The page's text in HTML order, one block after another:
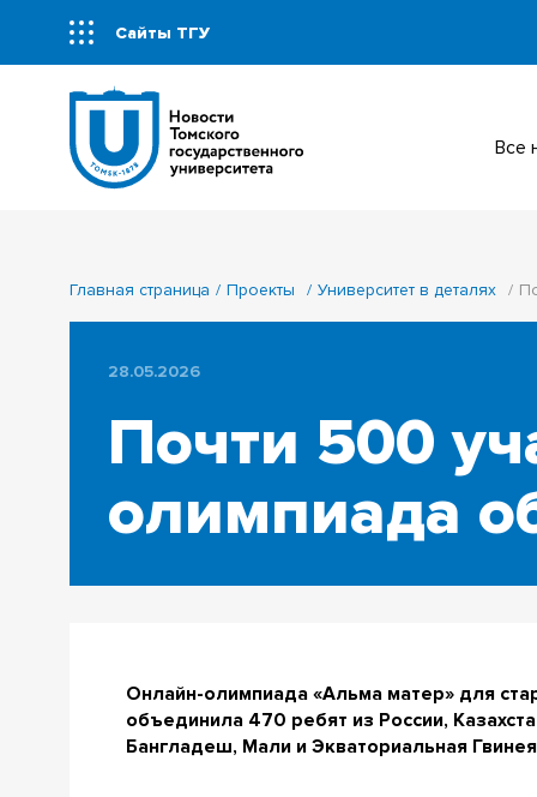
Сайты ТГУ
Главная страница Проекты Университет в деталях
28.05.2026
Почти 500
олимпиада
Онлайн-олимпиада «Альма матер» для
объединила 470 ребят из России,
Бангладеш, Мали и Экваториальная